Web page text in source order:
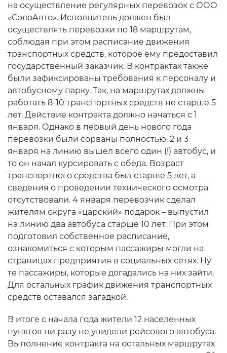
на осуществление регулярных перевозок с ООО
«СолоАвто». Исполнитель должен был
осуществлять перевозки по 18 маршрутам,
соблюдая при этом расписание движения
транспортных средств, которое ему предоставил
государственный заказчик. В контрактах также
были зафиксированы требования к персоналу и
автобусному парку. Так, на маршрутах должны
работать 8-10 транспортных средств не старше 5
лет. Действие контракта должно начаться с 1
января. Однако в первый день нового года
перевозки были сорваны полностью. 2 и 3
января на линию вышел всего один (!) автобус, и
то он начал курсировать с обеда. Возраст
транспортного средства был старше 5 лет, а
сведения о проведении технического осмотра
отсутствовали. 4 января перевозчик сделал
жителям округа «царский» подарок – выпустил
на линию два автобуса старше 10 лет. При этом
подготовил собственное расписание,
ознакомиться с которым пассажиры могли на
страницах предприятия в социальных сетях. Ну
те пассажиры, которые догадались на них зайти.
Для остальных график движения транспортных
средств оставался загадкой.
В итоге с начала года жители 12 населенных
пунктов ни разу не увидели рейсового автобуса.
Выполнение контракта на остальных маршрутах